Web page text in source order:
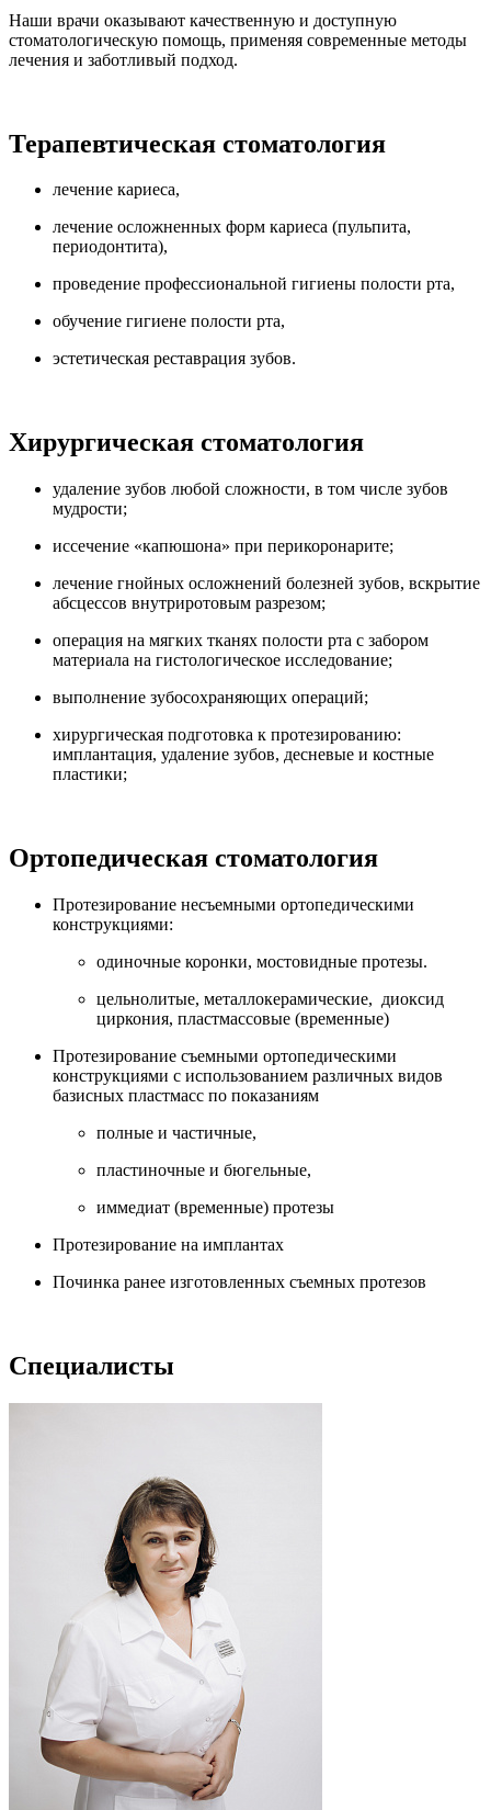
Наши врачи оказывают качественную и доступную
стоматологическую помощь, применяя современные методы
лечения и заботливый подход.
Терапевтическая стоматология
лечение кариеса,
лечение осложненных форм кариеса (пульпита,
периодонтита),
проведение профессиональной гигиены полости рта,
обучение гигиене полости рта,
эстетическая реставрация зубов.
Хирургическая стоматология
удаление зубов любой сложности, в том числе зубов
мудрости;
иссечение «капюшона» при перикоронарите;
лечение гнойных осложнений болезней зубов, вскрытие
абсцессов внутриротовым разрезом;
операция на мягких тканях полости рта с забором
материала на гистологическое исследование;
выполнение зубосохраняющих операций;
хирургическая подготовка к протезированию:
имплантация, удаление зубов, десневые и костные
пластики;
Ортопедическая стоматология
Протезирование несъемными ортопедическими
конструкциями:
одиночные коронки, мостовидные протезы.
цельнолитые, металлокерамические, диоксид
циркония, пластмассовые (временные)
Протезирование съемными ортопедическими
конструкциями с использованием различных видов
базисных пластмасс по показаниям
полные и частичные,
пластиночные и бюгельные,
иммедиат (временные) протезы
Протезирование на имплантах
Починка ранее изготовленных съемных протезов
Специалисты